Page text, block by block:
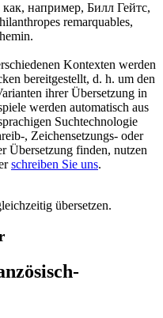
как, например, Билл Гейтс,
remarquables,
Kontexten werden
bereitgestellt, d. h. um den
ihrer Übersetzung in
werden automatisch aus
Suchtechnologie
, Zeichensetzungs- oder
Übersetzung finden, nutzen
schreiben Sie uns.
übersetzen.